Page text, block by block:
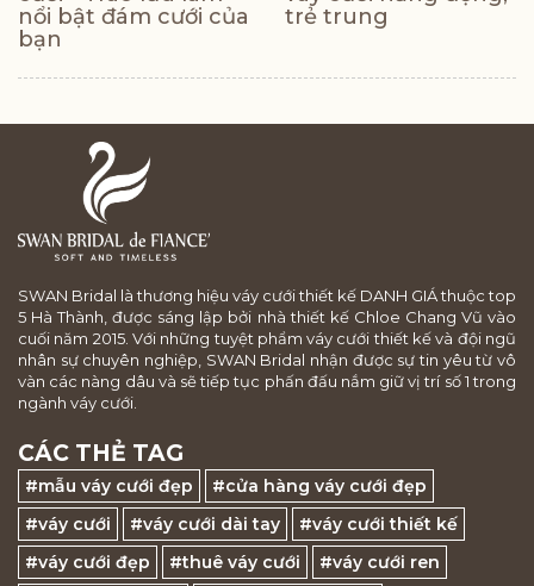
nổi bật đám cưới của
bạn
trẻ trung
SWAN Bridal là thương hiệu váy cưới thiết kế DANH GIÁ thuộc top
5 Hà Thành, được sáng lập bởi nhà thiết kế Chloe Chang Vũ vào
cuối năm 2015. Với những tuyệt phẩm váy cưới thiết kế và đội ngũ
nhân sự chuyên nghiệp, SWAN Bridal nhận được sự tin yêu từ vô
vàn các nàng dâu và sẽ tiếp tục phấn đấu nắm giữ vị trí số 1 trong
ngành váy cưới.
CÁC THẺ TAG
#mẫu váy cưới đẹp
#cửa hàng váy cưới đẹp
#váy cưới
#váy cưới dài tay
#váy cưới thiết kế
#váy cưới đẹp
#thuê váy cưới #váy cưới ren